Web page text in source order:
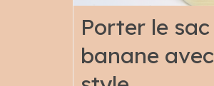
Porter le sac
banane avec